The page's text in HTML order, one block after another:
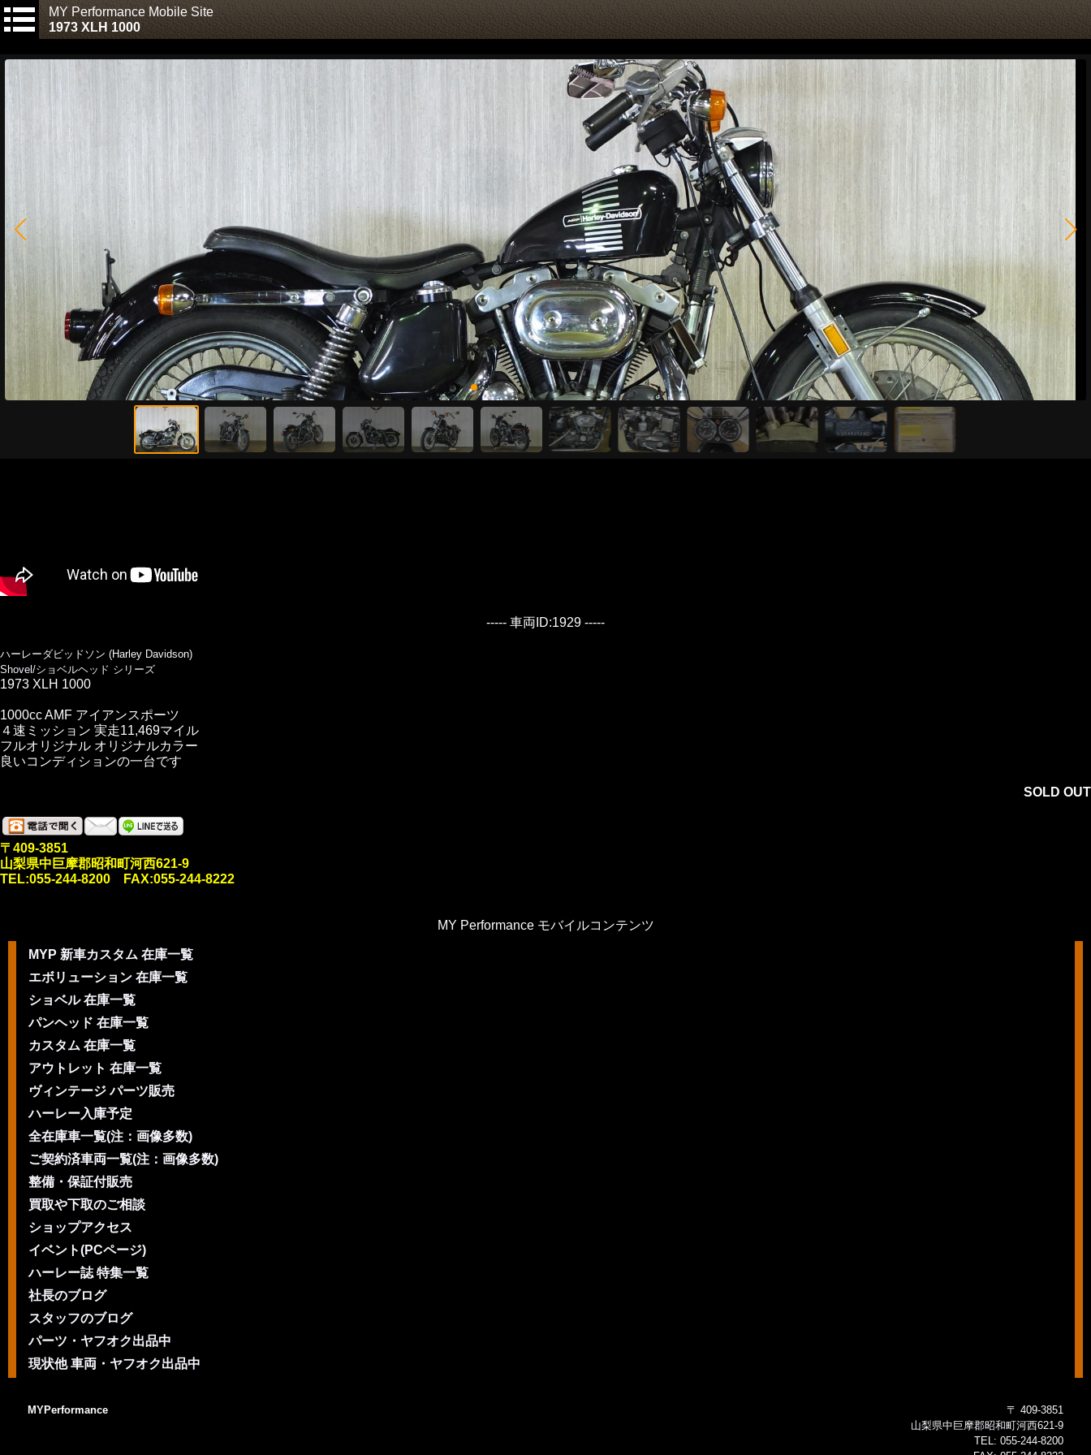
MY Performance Mobile Site
1973 XLH 1000
----- 車両ID:1929 -----
ハーレーダビッドソン (Harley Davidson)
Shovel/ショベルヘッド シリーズ
1973 XLH 1000
1000cc AMF アイアンスポーツ
４速ミッション 実走11,469マイル
フルオリジナル オリジナルカラー
良いコンディションの一台です
SOLD OUT
〒409-3851
山梨県中巨摩郡昭和町河西621-9
TEL:055-244-8200 FAX:055-244-8222
MY Performance モバイルコンテンツ
MYP 新車カスタム 在庫一覧
エボリューション 在庫一覧
ショベル 在庫一覧
パンヘッド 在庫一覧
カスタム 在庫一覧
アウトレット 在庫一覧
ヴィンテージ パーツ販売
ハーレー入庫予定
全在庫車一覧(注：画像多数)
ご契約済車両一覧(注：画像多数)
整備・保証付販売
買取や下取のご相談
ショップアクセス
イベント(PCページ)
ハーレー誌 特集一覧
社長のブログ
スタッフのブログ
パーツ・ヤフオク出品中
現状他 車両・ヤフオク出品中
MYPerformance
〒 409-3851
山梨県中巨摩郡昭和町河西621-9
TEL: 055-244-8200